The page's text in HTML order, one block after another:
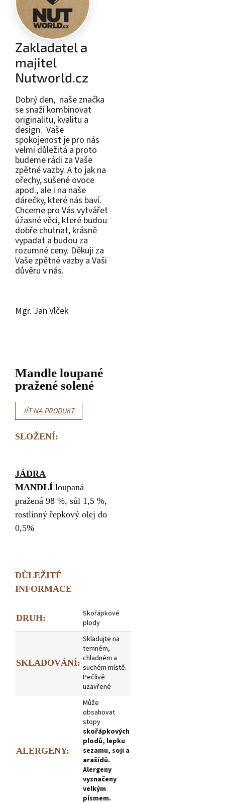
Zakladatel a
majitel
Nutworld.cz
Dobrý den, naše značka
se snaží kombinovat
originalitu, kvalitu a
design. Vaše
spokojenost je pro nás
velmi důležitá a proto
budeme rádi za Vaše
zpětné vazby. A to jak na
ořechy, sušené ovoce
apod., ale i na naše
dárečky, které nás baví.
Chceme pro Vás vytvářet
úžasné věci, které budou
dobře chutnat, krásně
vypadat a budou za
rozumné ceny. Děkuji za
Vaše zpětné vazby a Vaši
důvěru v nás.
Mgr. Jan Vlček
Mandle loupané
pražené solené
JÍT NA PRODUKT
SLOŽENÍ:
JÁDRA
MANDLÍ loupaná
pražená 98 %, sůl 1,5 %,
rostlinný řepkový olej do
0,5%
DŮLEŽITÉ
INFORMACE
DRUH:
Skořápkové
plody
SKLADOVÁNÍ:
Skladujte na
temném,
chladném a
suchém místě.
Pečlivě
uzavřené
ALERGENY:
Může
obsahovat
stopy
skořápkových
plodů, lepku
sezamu, soji a
arašídů.
Alergeny
vyznačeny
velkým
písmem.